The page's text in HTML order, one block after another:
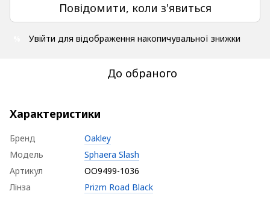
Повідомити, коли з'явиться
Увійти для відображення накопичувальної знижки
До обраного
Характеристики
Бренд
Oakley
Модель
Sphaera Slash
Артикул
OO9499-1036
Лінза
Prizm Road Black